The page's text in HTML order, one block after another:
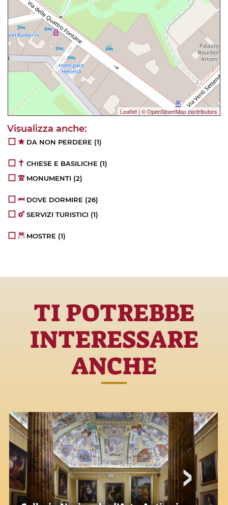
Leaflet | © OpenStreetMap contributors
DA NON PERDERE (1)
CHIESE E BASILICHE (1)
MONUMENTI (2)
DOVE DORMIRE (26)
SERVIZI TURISTICI (1)
MOSTRE (1)
TI POTREBBE
INTERESSARE
ANCHE